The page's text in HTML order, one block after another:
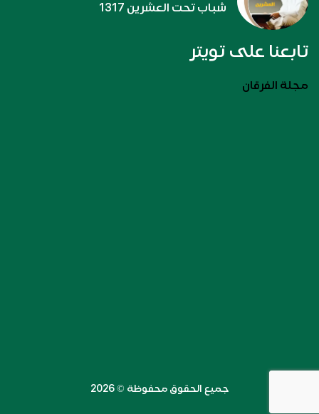
شباب تحت العشرين 1317
تابعنا على تويتر
مجلة الفرقان
جميع الحقوق محفوظة ©️ 2026